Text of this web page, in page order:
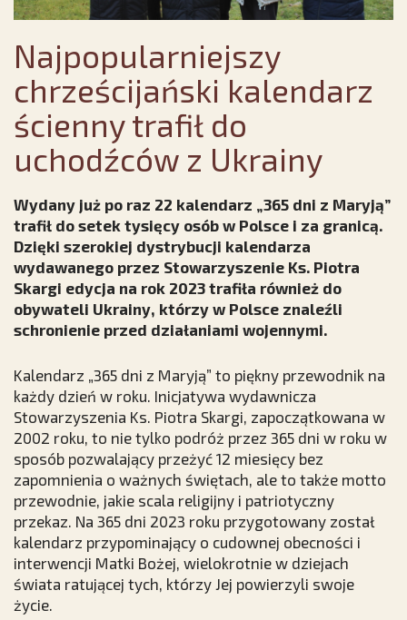
Najpopularniejszy
chrześcijański kalendarz
ścienny trafił do
uchodźców z Ukrainy
Wydany już po raz 22 kalendarz „365 dni z Maryją”
trafił do setek tysięcy osób w Polsce i za granicą.
Dzięki szerokiej dystrybucji kalendarza
wydawanego przez Stowarzyszenie Ks. Piotra
Skargi edycja na rok 2023 trafiła również do
obywateli Ukrainy, którzy w Polsce znaleźli
schronienie przed działaniami wojennymi.
Kalendarz „365 dni z Maryją” to piękny przewodnik na
każdy dzień w roku. Inicjatywa wydawnicza
Stowarzyszenia Ks. Piotra Skargi, zapoczątkowana w
2002 roku, to nie tylko podróż przez 365 dni w roku w
sposób pozwalający przeżyć 12 miesięcy bez
zapomnienia o ważnych świętach, ale to także motto
przewodnie, jakie scala religijny i patriotyczny
przekaz. Na 365 dni 2023 roku przygotowany został
kalendarz przypominający o cudownej obecności i
interwencji Matki Bożej, wielokrotnie w dziejach
świata ratującej tych, którzy Jej powierzyli swoje
życie.